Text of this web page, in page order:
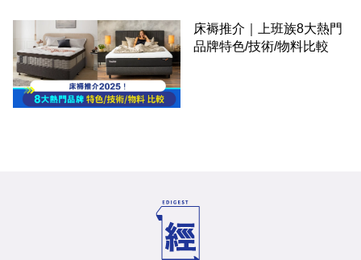
床褥推介｜上班族8大熱門
品牌特色/技術/物料比較